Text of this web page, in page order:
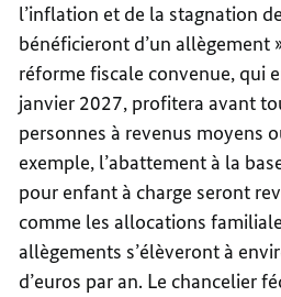
l’inflation et de la stagnation
bénéficieront d’un allègement
réforme fiscale convenue, qui
janvier 2027, profitera avant
personnes à revenus moyens
exemple, l’abattement à la
pour enfant à charge seront
comme les allocations
allègements s’élèveront à
d’euros par an. Le chancelier